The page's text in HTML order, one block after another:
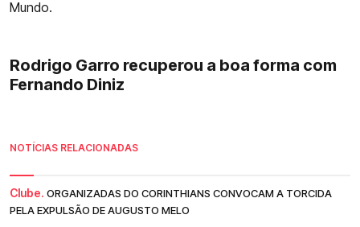
Mundo.
Rodrigo Garro recuperou a boa forma com
Fernando Diniz
NOTÍCIAS RELACIONADAS
Clube. ORGANIZADAS DO CORINTHIANS CONVOCAM A TORCIDA
PELA EXPULSÃO DE AUGUSTO MELO